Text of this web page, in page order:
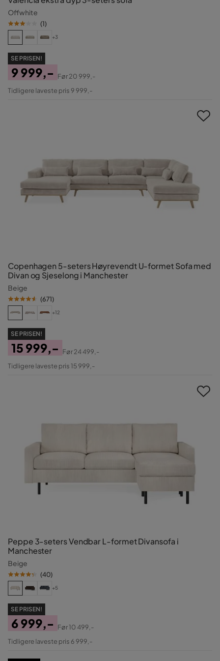
Offwhite
(1)
+3
SE PRISEN!
Pris
9 999,-
Original
Før20 999,-
Tidligere laveste pris 9 999,-
Copenhagen 5-seters Høyrevendt U-formet Sofa med
Divan og Sjeselong i Manchester
Beige
(671)
+12
SE PRISEN!
Pris
15 999,-
Original
Før24 499,-
Tidligere laveste pris 15 999,-
Peppe 3-seters Vendbar L-formet Divansofa i
Manchester
Beige
(40)
+5
SE PRISEN!
Pris
6 999,-
Original
Før10 499,-
Tidligere laveste pris 6 999,-